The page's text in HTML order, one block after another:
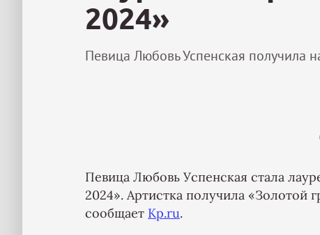
2024»
Певица Любовь Успенская получила
Певица Любовь Успенская стала
2024». Артистка получила «Золотой
сообщает Kp.ru.